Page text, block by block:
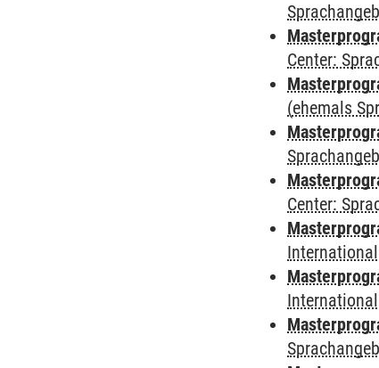
Center:
(ehemals
Center: